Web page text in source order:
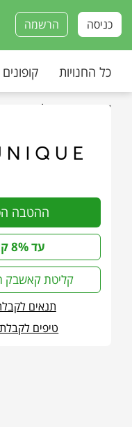
הרשמה כניסה
כל החנויות קופונים
עמוד הבית כל החנויות
ההטבה
עד 8% קאשבק
קליטת קאשבק תוך 24
תנאים
טיפים